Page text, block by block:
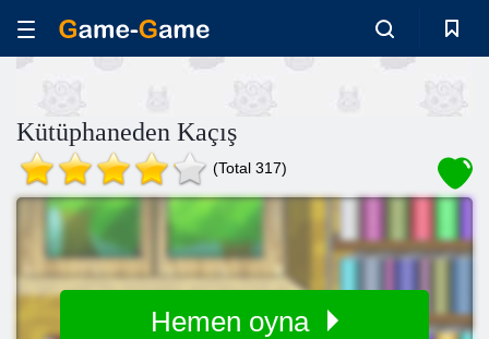
Kütüphaneden Kaçış
(Total 317)
Hemen oyna